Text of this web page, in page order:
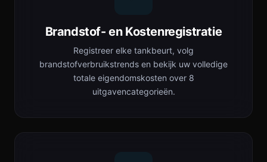
Brandstof- en Kostenregistratie
Registreer elke tankbeurt, volg
brandstofverbruikstrends en bekijk uw volledige
totale eigendomskosten over 8
uitgavencategorieën.